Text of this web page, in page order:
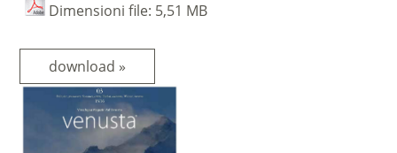
Dimensioni file: 5,51 MB
download »